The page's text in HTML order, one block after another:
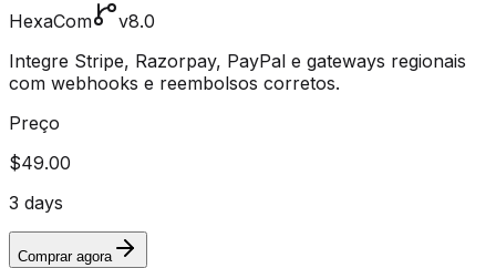
HexaCom
v8.0
Integre Stripe, Razorpay, PayPal e gateways regionais
com webhooks e reembolsos corretos.
Preço
$49.00
3 days
Comprar agora